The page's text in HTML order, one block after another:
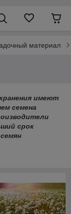
материал
имеют
семена
срок
срока